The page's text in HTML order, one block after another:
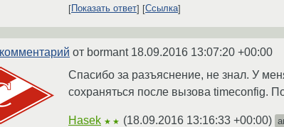
Показать ответ
Ссылка
комментарий от bormant 18.09.2016 13:07:20 +00:00
Спасибо за разъяснение, не знал. У
сохраняться после вызова timeconfig.
Hasek ★★ (18.09.2016 13:16:33 +00:00)